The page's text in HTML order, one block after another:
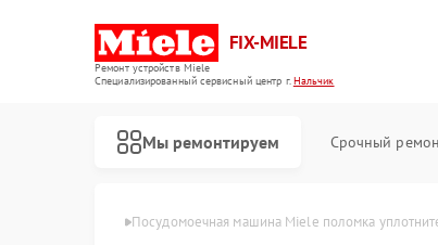
FIX-MIELE
Ремонт устройств Miele
Специализированный cервисный центр г.Нальчик
Мы ремонтируем Срочный
Miele в Нальчике Посудомоечная машина Miele поломка